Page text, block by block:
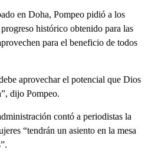
en Doha, Pompeo pidió a los
histórico obtenido para las
para el beneficio de todos
aprovechar el potencial que Dios
dijo Pompeo.
contó a periodistas la
“tendrán un asiento en la mesa